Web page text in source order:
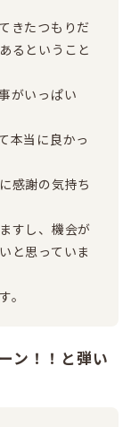
きたつもりだ
るということ
がいっぱい
本当に良かっ
感謝の気持ち
すし、機会が
と思っていま
。
ン！！と弾い